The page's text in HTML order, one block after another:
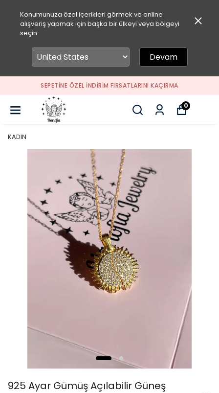
Konumunuza özel içerikleri görmek ve online
alışveriş yapmak için başka bir ülkeyi veya bölgeyi
seçin.
Devam
SEPETİNE ÖZEL İNDİRİM FIRSATLARINI KAÇIRMA
0
KADIN
925 Ayar Gümüş Açılabilir Güneş